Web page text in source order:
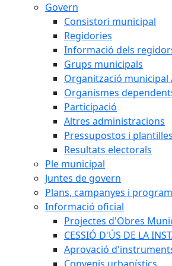
Govern
Consistori municipal
Regidories
Informació dels
Grups municipals
Organització
Organismes
Participació
Altres administracions
Pressupostos i plantilles
Resultats electorals
Ple municipal
Juntes de govern
Plans, campanyes i
Informació oficial
Projectes d'Obres
CESSIÓ D'ÚS DE LA
Aprovació